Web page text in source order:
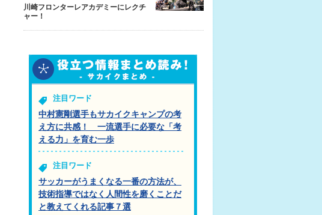
川崎フロンターレアカデミーにレクチ
ャー！
注目ワード
中村憲剛選手もサカイクキャンプの考
え方に共感！ 一流選手に必要な「考
える力」を育む一歩
注目ワード
サッカーがうまくなる一番の方法が、
技術指導ではなく人間性を磨くことだ
と教えてくれる記事７選